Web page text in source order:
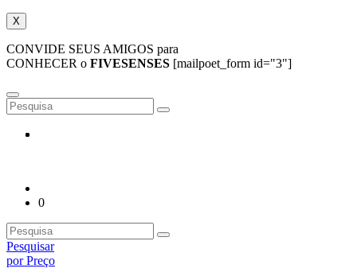
X
CONVIDE SEUS AMIGOS para
CONHECER o FIVESENSES [mailpoet_form id="3"]
0
Pesquisar
por Preço